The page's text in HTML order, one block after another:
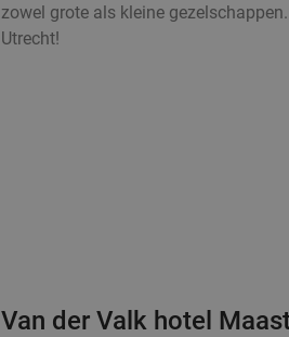
zowel grote als kleine
Utrecht!
Van der Valk hotel